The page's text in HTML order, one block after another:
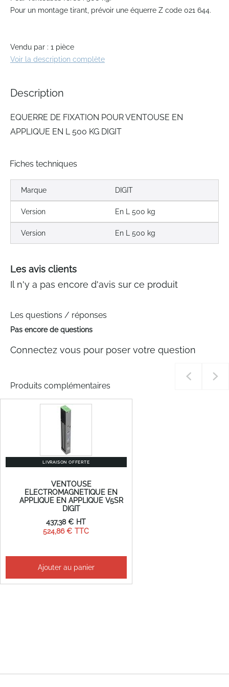
the
images
gallery
Pour un montage tirant, prévoir une équerre Z code 021 644.
Vendu par : 1 pièce
Voir la description complète
Description
EQUERRE DE FIXATION POUR VENTOUSE EN
APPLIQUE EN L 500 KG DIGIT
Fiches techniques
Marque DIGIT
Version En L 500 kg
Version En L 500 kg
Les avis clients
Il n'y a pas encore d'avis sur ce produit
Les questions / réponses
Pas encore de questions
Connectez vous pour poser votre question
Produits complémentaires
LIVRAISON OFFERTE
VENTOUSE
ELECTROMAGNETIQUE EN
APPLIQUE EN APPLIQUE V5SR
DIGIT
524,86 €
437,38 €
Ajouter au panier